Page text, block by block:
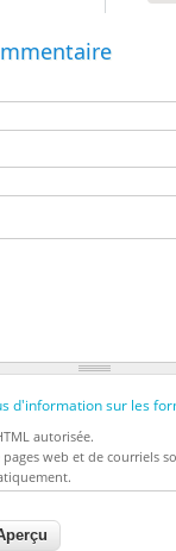
d'information sur les
autorisée.
pages web et de courriels